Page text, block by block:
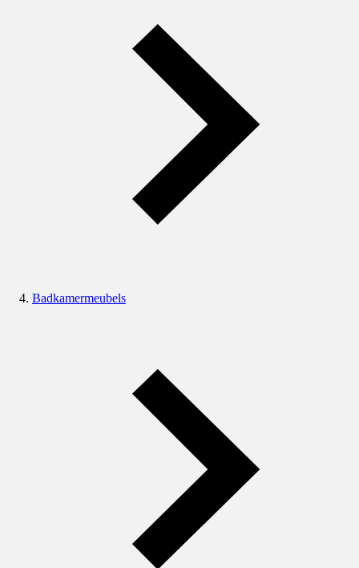
Badkamermeubels